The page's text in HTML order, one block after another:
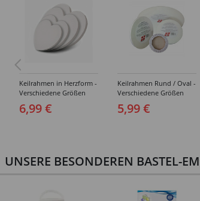
Keilrahmen in Herzform -
Verschiedene Größen
6,99 €
Keilrahmen Rund / Oval -
Verschiedene Größen
5,99 €
UNSERE BESONDEREN BASTEL-